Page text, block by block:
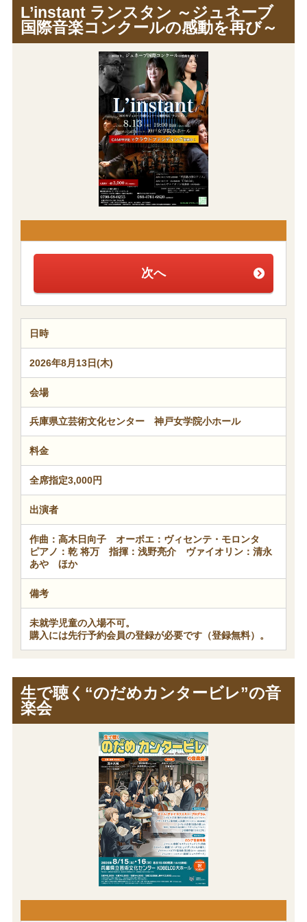
L’instant ランスタン ～ジュネーブ
国際音楽コンクールの感動を再び～
次へ
日時
2026年8月13日(木)
会場
兵庫県立芸術文化センター 神戸女学院小ホール
料金
全席指定3,000円
出演者
作曲：高木日向子 オーボエ：ヴィセンテ・モロンタ
ピアノ：乾 将万 指揮：浅野亮介 ヴァイオリン：清永
あや ほか
備考
未就学児童の入場不可。
購入には先行予約会員の登録が必要です（登録無料）。
生で聴く“のだめカンタービレ”の音
楽会